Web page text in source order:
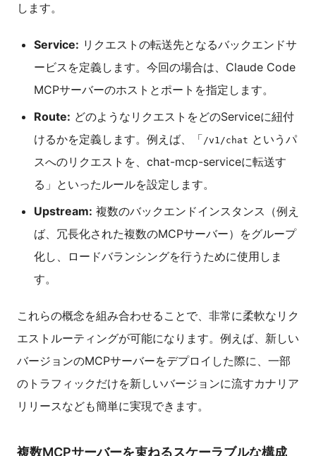
します。
Service: リクエストの転送先となるバックエンドサ
ービスを定義します。今回の場合は、Claude Code
MCPサーバーのホストとポートを指定します。
Route: どのようなリクエストをどのServiceに紐付
けるかを定義します。例えば、「/v1/chat というパ
スへのリクエストを、chat-mcp-serviceに転送す
る」といったルールを設定します。
Upstream: 複数のバックエンドインスタンス（例え
ば、冗長化された複数のMCPサーバー）をグループ
化し、ロードバランシングを行うために使用しま
す。
これらの概念を組み合わせることで、非常に柔軟なリク
エストルーティングが可能になります。例えば、新しい
バージョンのMCPサーバーをデプロイした際に、一部
のトラフィックだけを新しいバージョンに流すカナリア
リリースなども簡単に実現できます。
複数MCPサーバーを束ねるスケーラブルな構成